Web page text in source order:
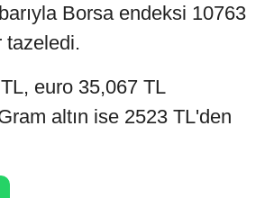
Borsa endeksi 10763
tazeledi.
euro 35,067 TL
altın ise 2523 TL'den